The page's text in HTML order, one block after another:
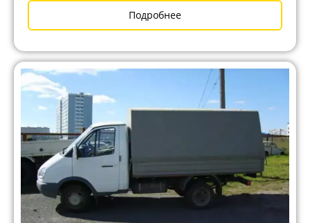
Подробнее